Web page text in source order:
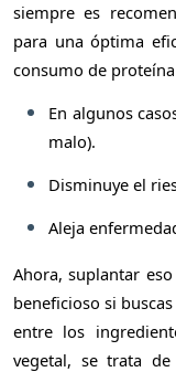
siempre es
para una óptima
consumo de
En algunos
malo).
Disminuye el
Aleja
Ahora, suplantar
beneficioso si
entre los
vegetal, se trata